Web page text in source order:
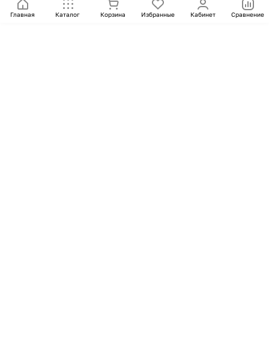
Главная Каталог Корзина Избранные Кабинет Сравнение